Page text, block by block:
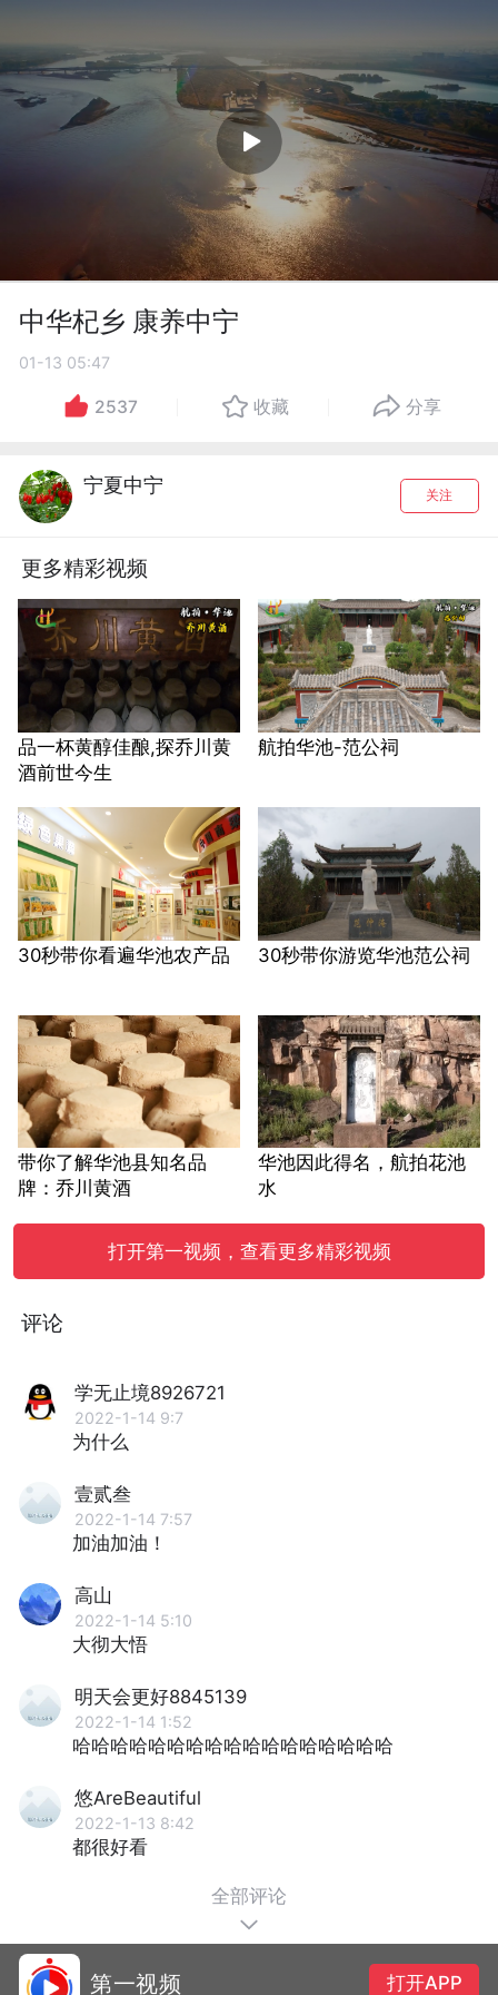
中华杞乡 康养中宁
01-13 05:47
2537 收藏 分享
宁夏中宁 关注
更多精彩视频
品一杯黄醇佳酿,探乔川黄
酒前世今生
航拍华池-范公祠
30秒带你看遍华池农产品 30秒带你游览华池范公祠
带你了解华池县知名品
牌：乔川黄酒
华池因此得名，航拍花池
水
打开第一视频，查看更多精彩视频
评论
学无止境8926721
2022-1-14 9:7
为什么
壹贰叁
2022-1-14 7:57
加油加油！
高山
2022-1-14 5:10
大彻大悟
明天会更好8845139
2022-1-14 1:52
哈哈哈哈哈哈哈哈哈哈哈哈哈哈哈哈哈
悠AreBeautiful
2022-1-13 8:42
都很好看
全部评论
第一视频 打开APP